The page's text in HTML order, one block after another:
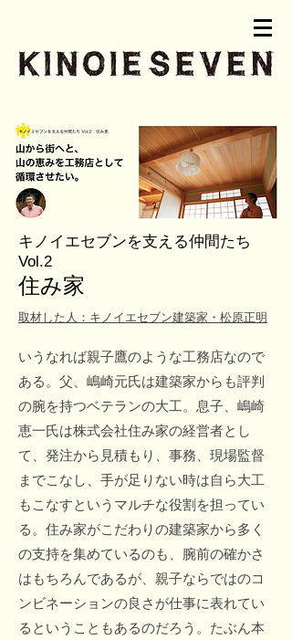
キノイエセブンを支える仲間たち
Vol.2
​住み家
取材した人：キノイエセブン建築家・松原正明
いうなれば親子鷹のような工務店なので
ある。父、嶋崎元氏は建築家からも評判
の腕を持つベテランの大工。息子、嶋崎
恵一氏は株式会社住み家の経営者とし
て、発注から見積もり、事務、現場監督
までこなし、手が足りない時は自ら大工
もこなすというマルチな役割を担ってい
る。住み家がこだわりの建築家から多く
の支持を集めているのも、腕前の確かさ
はもちろんであるが、親子ならではのコ
ンビネーションの良さが仕事に表れてい
るということもあるのだろう。たぶん本